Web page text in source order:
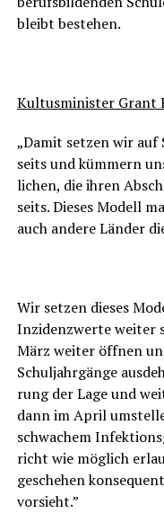
bleibt bestehen.
Kul­tus­mi­nis­ter Grant
„Damit set­zen wir
seits und küm­mern
li­chen, die ihren
seits. Die­ses Modell
auch ande­re Län­der
Wir set­zen die­ses
Inzi­denz­wer­te wei­ter
März wei­ter öff­nen
Schul­jahr­gän­ge
rung der Lage und
dann im April
schwa­chem
richt wie mög­lich
ge­sche­hen
vorsieht.”